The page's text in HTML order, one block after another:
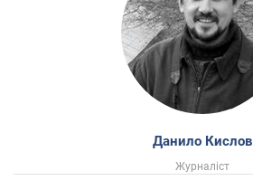
Данило Кислов
Журналіст